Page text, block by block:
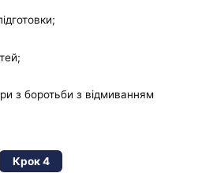
з боротьби з відмиванням
Крок 4